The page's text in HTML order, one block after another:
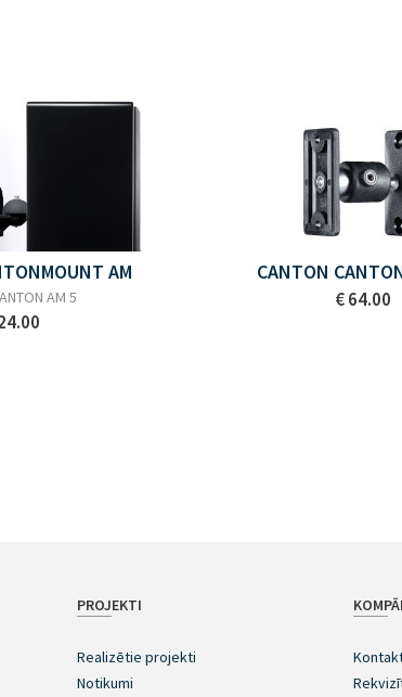
AM
AM 5
CANTON
€ 64.00
PROJEKTI
Realizētie projekti
Notikumi